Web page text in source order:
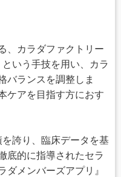
、カラダファクトリー
いう手技を用い、カラ
バランスを調整しま
ケアを目指す方におす
誇り、臨床データを基
底的に指導されたセラ
ダメンバーズアプリ』